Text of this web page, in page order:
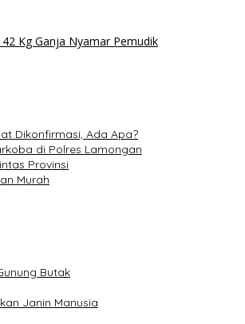
Kg Ganja Nyamar Pemudik
Dikonfirmasi, Ada Apa?
di Polres Lamongan
Provinsi
Murah
Butak
Janin Manusia